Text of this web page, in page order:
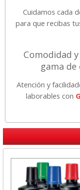
Cuidamos cada
para que recibas
Comodidad
gama de
Atención y
laborables con